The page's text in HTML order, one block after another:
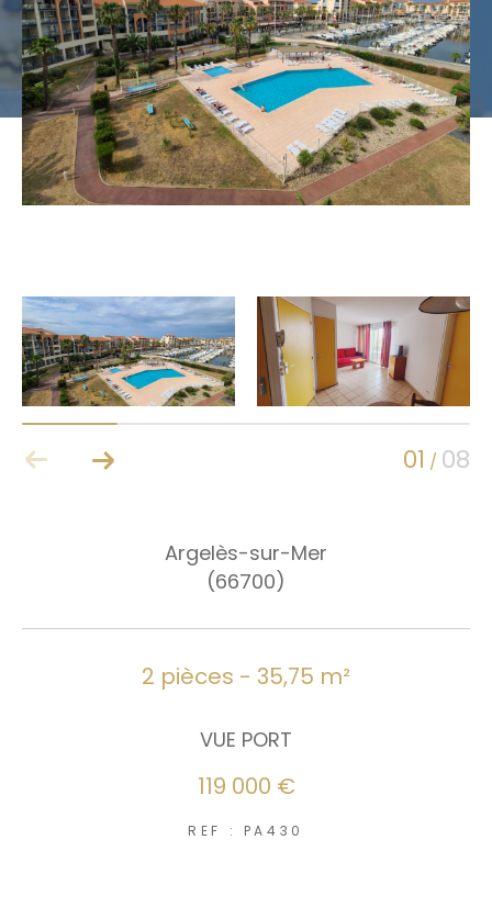
01 / 08
Argelès-sur-Mer
(66700)
2 pièces - 35,75 m²
VUE PORT
119 000 €
REF : PA430
Budget
Budget
Surface
Surface
Pièces
Pièces
AFFINER LES CRITÈRES
Terrasse Parking Piscine
FILTRER PAR
Coups de coeur
Exclusivités
RECHERCHER